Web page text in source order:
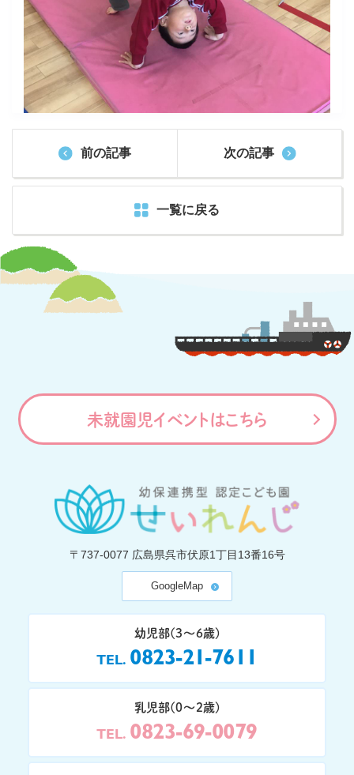
前の記事
一覧に戻る
次の記事
未就園児イベントはこちら
〒737-0077 広島県呉市伏原1丁目13番16号
GoogleMap
幼児部(3〜6歳)
TEL 0823-21-7611
乳児部(0〜2歳)
TEL 0823-69-0079